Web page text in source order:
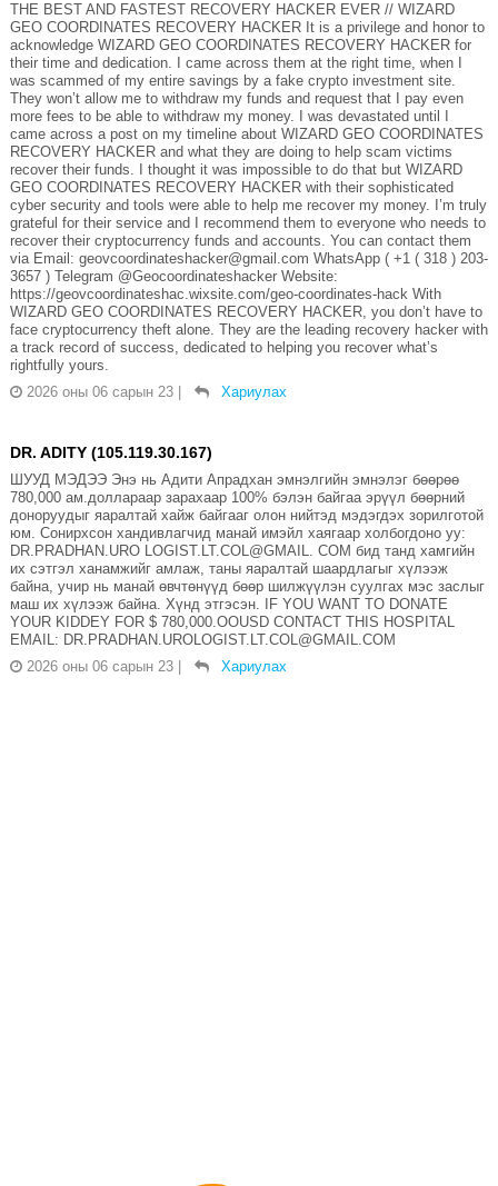
THE BEST AND FASTEST RECOVERY HACKER EVER // WIZARD
GEO COORDINATES RECOVERY HACKER It is a privilege and honor to
acknowledge WIZARD GEO COORDINATES RECOVERY HACKER for
their time and dedication. I came across them at the right time, when I
was scammed of my entire savings by a fake crypto investment site.
They won’t allow me to withdraw my funds and request that I pay even
more fees to be able to withdraw my money. I was devastated until I
came across a post on my timeline about WIZARD GEO COORDINATES
RECOVERY HACKER and what they are doing to help scam victims
recover their funds. I thought it was impossible to do that but WIZARD
GEO COORDINATES RECOVERY HACKER with their sophisticated
cyber security and tools were able to help me recover my money. I’m truly
grateful for their service and I recommend them to everyone who needs to
recover their cryptocurrency funds and accounts. You can contact them
via Email: geovcoordinateshacker@gmail.com WhatsApp ( +1 ( 318 ) 203-
3657 ) Telegram @Geocoordinateshacker Website:
https://geovcoordinateshac.wixsite.com/geo-coordinates-hack With
WIZARD GEO COORDINATES RECOVERY HACKER, you don’t have to
face cryptocurrency theft alone. They are the leading recovery hacker with
a track record of success, dedicated to helping you recover what’s
rightfully yours.
2026 оны 06 сарын 23
Хариулах
DR. ADITY (105.119.30.167)
ШУУД МЭДЭЭ Энэ нь Адити Апрадхан эмнэлгийн эмнэлэг бөөрөө
780,000 ам.доллараар зарахаар 100% бэлэн байгаа эрүүл бөөрний
доноруудыг яаралтай хайж байгааг олон нийтэд мэдэгдэх зорилготой
юм. Сонирхсон хандивлагчид манай имэйл хаягаар холбогдоно уу:
DR.PRADHAN.URO LOGIST.LT.COL@GMAIL. COM бид танд хамгийн
их сэтгэл ханамжийг амлаж, таны яаралтай шаардлагыг хүлээж
байна, учир нь манай өвчтөнүүд бөөр шилжүүлэн суулгах мэс заслыг
маш их хүлээж байна. Хүнд этгэсэн. IF YOU WANT TO DONATE
YOUR KIDDEY FOR $ 780,000.OOUSD CONTACT THIS HOSPITAL
EMAIL: DR.PRADHAN.UROLOGIST.LT.COL@GMAIL.COM
2026 оны 06 сарын 23
Хариулах